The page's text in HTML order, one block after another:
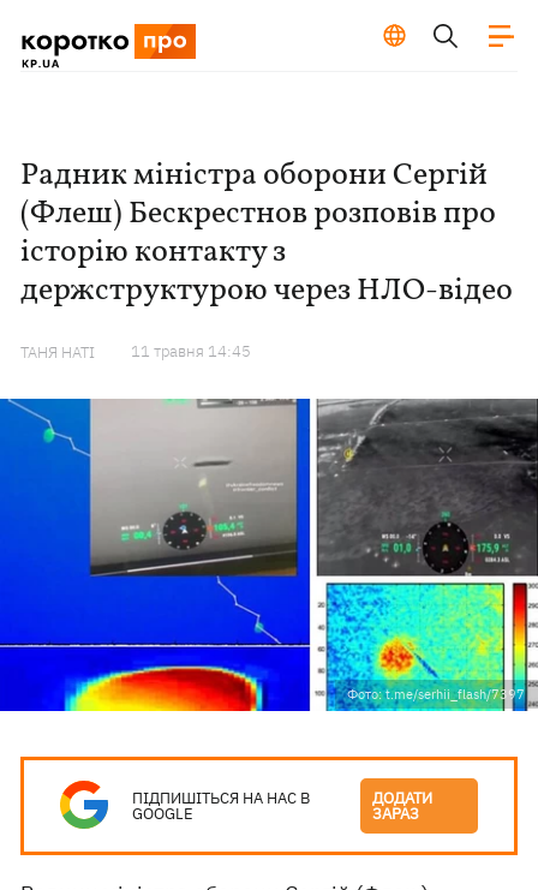
Радник міністра оборони Сергій
(Флеш) Бескрестнов розповів про
історію контакту з
держструктурою через НЛО-відео
ТАНЯ НАТІ 11 травня 14:45
Фото: t.me/serhii_flash/7397
ПІДПИШІТЬСЯ НА НАС В
GOOGLE
ДОДАТИ
ЗАРАЗ